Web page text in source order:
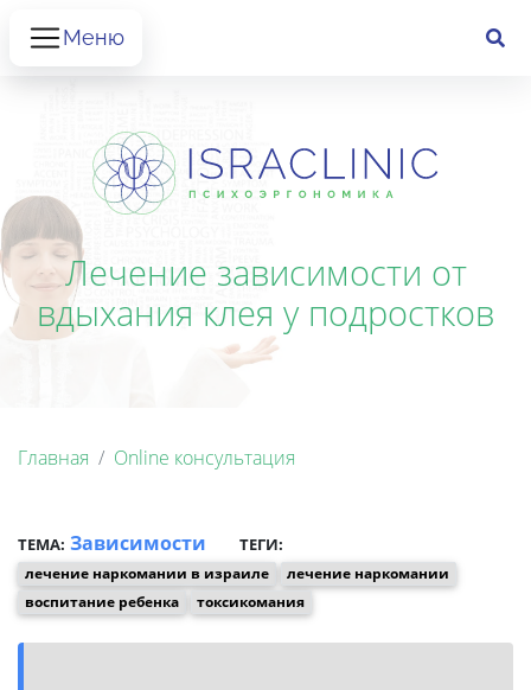
Меню
Лечение зависимости от
вдыхания клея у подростков
Главная Online консультация
ТЕМА: Зависимости ТЕГИ:
лечение наркомании в израиле
лечение наркомании
воспитание ребенка
токсикомания